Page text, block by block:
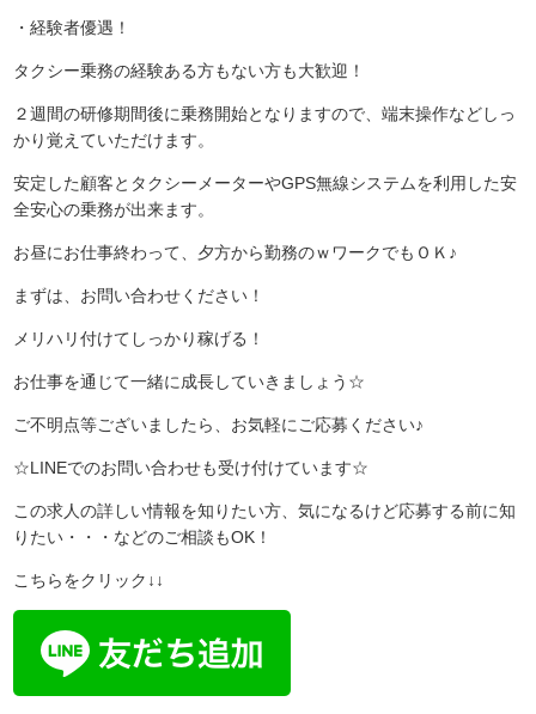
・経験者優遇！
タクシー乗務の経験ある方もない方も大歓迎！
２週間の研修期間後に乗務開始となりますので、端末操作などしっ
かり覚えていただけます。
安定した顧客とタクシーメーターやGPS無線システムを利用した安
全安心の乗務が出来ます。
お昼にお仕事終わって、夕方から勤務のｗワークでもＯＫ♪
まずは、お問い合わせください！
メリハリ付けてしっかり稼げる！
お仕事を通じて一緒に成長していきましょう☆
ご不明点等ございましたら、お気軽にご応募ください♪
☆LINEでのお問い合わせも受け付けています☆
この求人の詳しい情報を知りたい方、気になるけど応募する前に知
りたい・・・などのご相談もOK！
こちらをクリック↓↓